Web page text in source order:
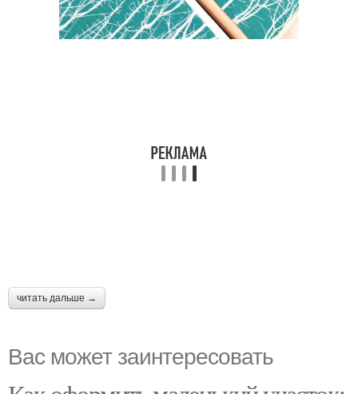
читать дальше →
Вас может заинтересовать